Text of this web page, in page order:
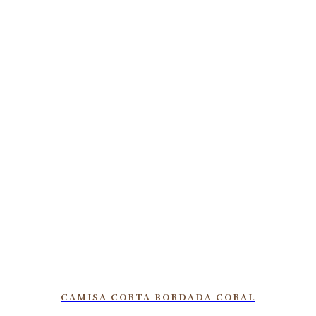
CAMISA CORTA BORDADA CORAL